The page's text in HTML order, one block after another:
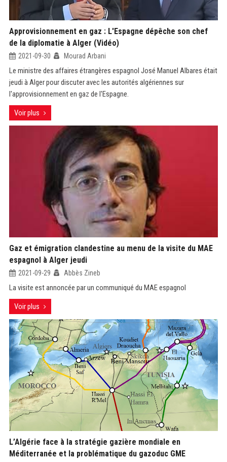
Approvisionnement en gaz : L'Espagne dépêche son chef
de la diplomatie à Alger (Vidéo)
2021-09-30 Mourad Arbani
Le ministre des affaires étrangères espagnol José Manuel Albares était
jeudi à Alger pour discuter avec les autorités algériennes sur
l'approvisionnement en gaz de l'Espagne.
Voir plus
Gaz et émigration clandestine au menu de la visite du MAE
espagnol à Alger jeudi
2021-09-29 Abbès Zineb
La visite est annoncée par un communiqué du MAE espagnol
Voir plus
L’Algérie face à la stratégie gazière mondiale en
Méditerranée et la problématique du gazoduc GME